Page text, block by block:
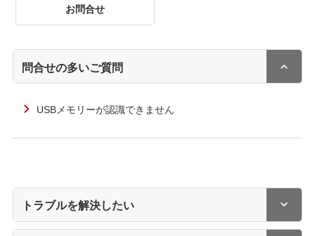
お問合せ
問合せの多いご質問
USBメモリーが認識できません
トラブルを解決したい